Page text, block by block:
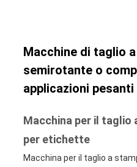
INFORMATIVA
SULLA
PRIVACY
Macchine di taglio
semirotante o
applicazioni pesanti
Macchina per il taglio
per etichette
Macchina per il taglio a